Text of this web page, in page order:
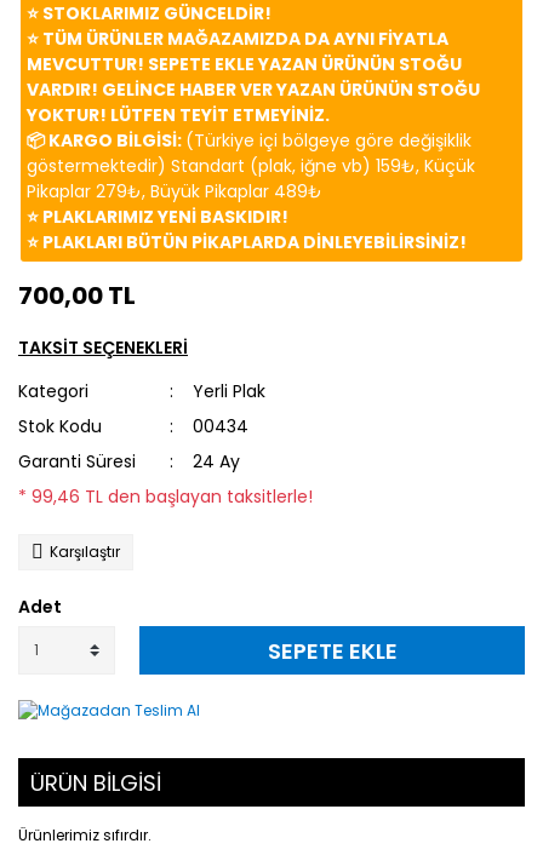
⭐️ STOKLARIMIZ GÜNCELDİR!
⭐️ TÜM ÜRÜNLER MAĞAZAMIZDA DA AYNI FİYATLA
MEVCUTTUR! SEPETE EKLE YAZAN ÜRÜNÜN STOĞU
VARDIR! GELİNCE HABER VER YAZAN ÜRÜNÜN STOĞU
YOKTUR! LÜTFEN TEYİT ETMEYİNİZ.
📦 KARGO BİLGİSİ: (Türkiye içi bölgeye göre değişiklik
göstermektedir) Standart (plak, iğne vb) 159₺, Küçük
Pikaplar 279₺, Büyük Pikaplar 489₺
⭐️ PLAKLARIMIZ YENİ BASKIDIR!
⭐️ PLAKLARI BÜTÜN PİKAPLARDA DİNLEYEBİLİRSİNİZ!
700,00 TL
TAKSİT SEÇENEKLERİ
Kategori
Yerli Plak
Stok Kodu
00434
Garanti Süresi
24 Ay
* 99,46 TL den başlayan taksitlerle!
Karşılaştır
Adet
SEPETE EKLE
ÜRÜN BİLGİSİ
Ürünlerimiz sıfırdır.